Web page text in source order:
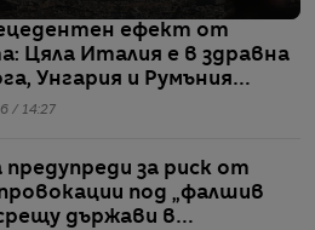
ефект от
Цяла Италия е в здравна
Унгария и Румъния
електричество
/ 14:27
за риск от
под „фалшив
държави в